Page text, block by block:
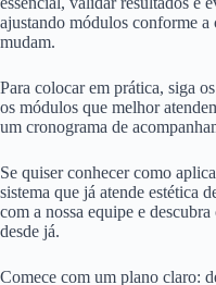
ajustando módulos conforme a
mudam.
Para colocar em prática, siga
os módulos que melhor
um cronograma de
Se quiser conhecer como
sistema que já atende estética
com a nossa equipe e
desde já.
Comece com um plano claro: